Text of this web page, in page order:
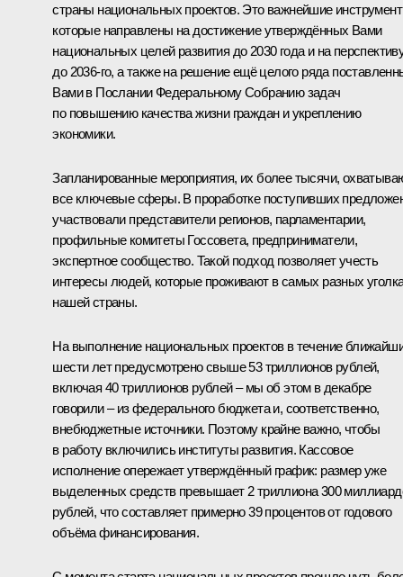
страны национальных проектов. Это важнейшие
которые направлены на достижение утверждённых Вами
национальных целей развития до 2030 года и на
до 2036-го, а также на решение ещё целого ряда
Вами в Послании Федеральному Собранию задач
по повышению качества жизни граждан и укреплению
экономики.
Запланированные мероприятия, их более тысячи,
все ключевые сферы. В проработке поступивших
участвовали представители регионов, парламентарии,
профильные комитеты Госсовета, предприниматели,
экспертное сообщество. Такой подход позволяет учесть
интересы людей, которые проживают в самых разных
нашей страны.
На выполнение национальных проектов в течение
шести лет предусмотрено свыше 53 триллионов рублей,
включая 40 триллионов рублей – мы об этом в декабре
говорили – из федерального бюджета и, соответственно,
внебюджетные источники. Поэтому крайне важно, чтобы
в работу включились институты развития. Кассовое
исполнение опережает утверждённый график: размер уже
выделенных средств превышает 2 триллиона 300
рублей, что составляет примерно 39 процентов от годового
объёма финансирования.